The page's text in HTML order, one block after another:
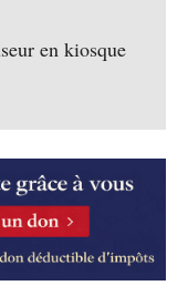
en kiosque